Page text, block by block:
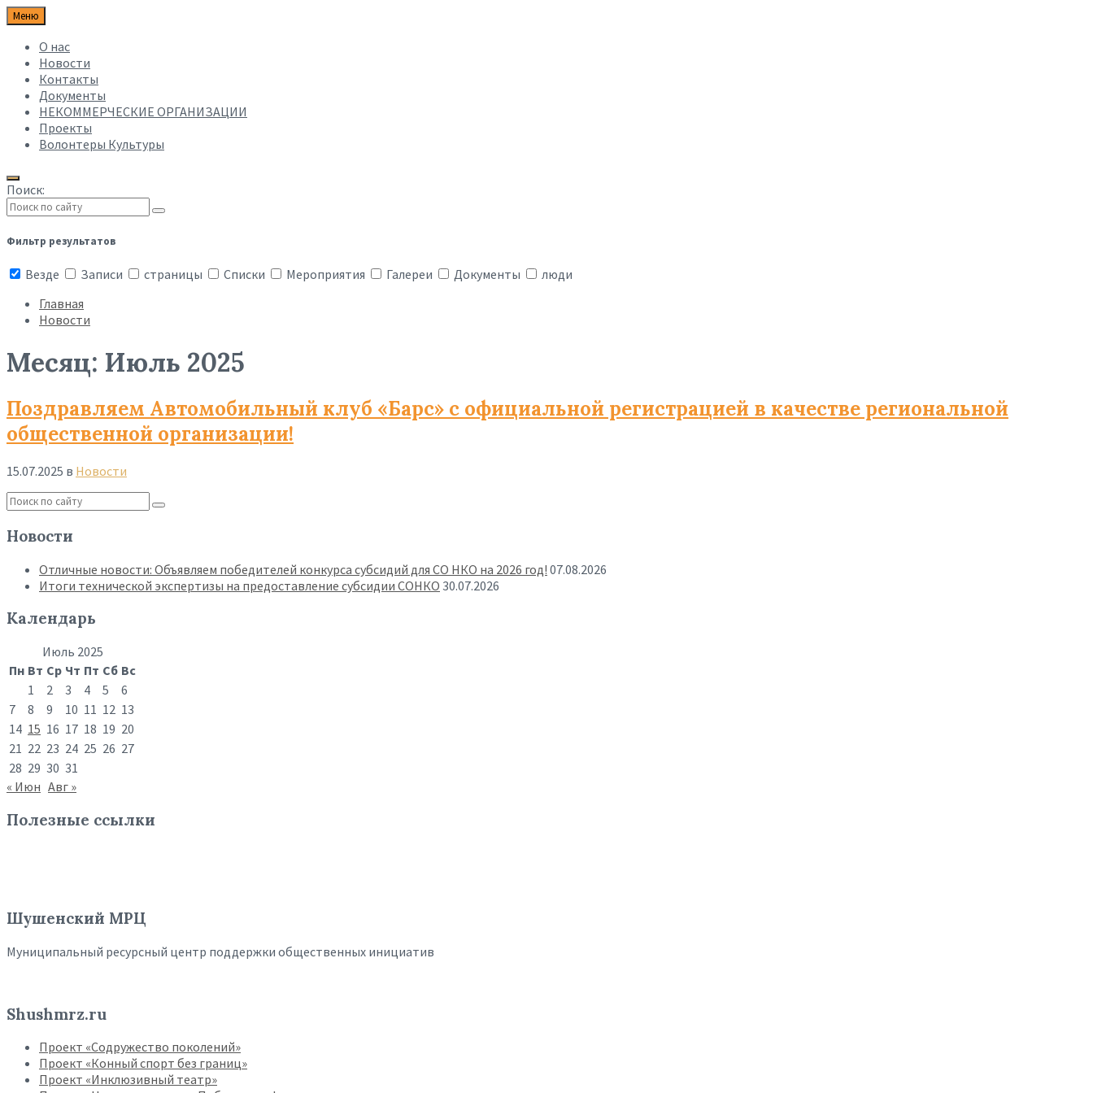
Меню
О нас
Новости
Контакты
Документы
НЕКОММЕРЧЕСКИЕ ОРГАНИЗАЦИИ
Проекты
Волонтеры Культуры
Поиск:
Фильтр результатов
Везде Записи страницы Списки Мероприятия Галереи Документы
люди
Главная
Новости
Месяц: Июль 2025
Поздравляем Автомобильный клуб «Барс» с официальной регистрацией в качестве региональной
общественной организации!
15.07.2025 в Новости
Read
More
Новости
Отличные новости: Объявляем победителей конкурса субсидий для СО НКО на 2026 год! 07.08.2026
Итоги технической экспертизы на предоставление субсидии СОНКО 30.07.2026
Календарь
Июль 2025
Пн Вт Ср Чт Пт Сб Вс
1
2 3 4 5
6
7
8 9 10 11 12 13
14 15 16 17 18 19 20
21 22 23 24 25 26 27
28 29 30 31
« Июн Авг »
Полезные ссылки
Шушенский МРЦ
Муниципальный ресурсный центр поддержки общественных инициатив
Shushmrz.ru
Проект «Содружество поколений»
Проект «Конный спорт без границ»
Проект «Инклюзивный театр»